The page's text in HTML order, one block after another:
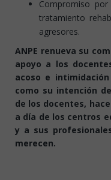
Compromiso
tratamiento
agresores.
ANPE renueva su
apoyo a los
acoso e
como su intención
de los docentes,
a día de los centros
y a sus
merecen.